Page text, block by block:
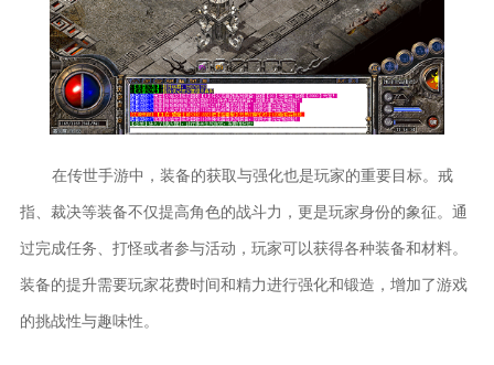
在传世手游中，装备的获取与强化也是玩家的重要目标。戒
指、裁决等装备不仅提高角色的战斗力，更是玩家身份的象征。通
过完成任务、打怪或者参与活动，玩家可以获得各种装备和材料。
装备的提升需要玩家花费时间和精力进行强化和锻造，增加了游戏
的挑战性与趣味性。